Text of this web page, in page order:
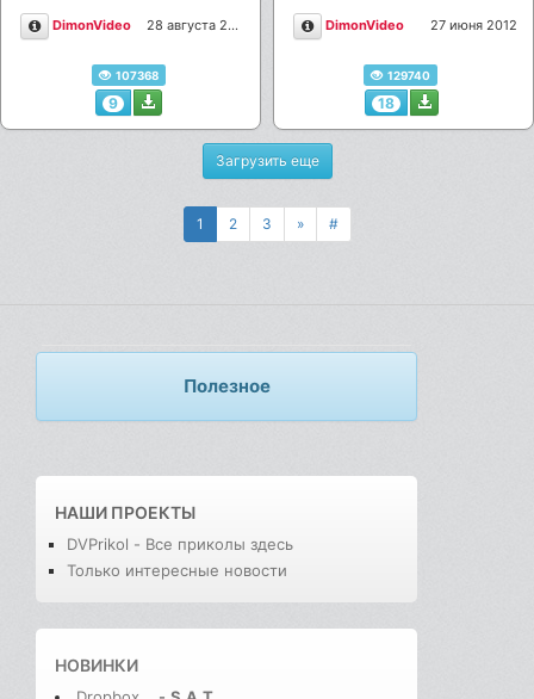
Описание
DimonVideo 28 августа 2012
107368
9
Описание
DimonVideo 27 июня 2012
129740
18
Загрузить еще
1 2 3 » #
Полезное
НАШИ ПРОЕКТЫ
DVPrikol - Все приколы здесь
Только интересные новости
НОВИНКИ